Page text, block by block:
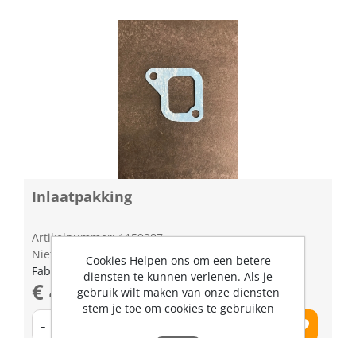
Inlaatpakking
Artikelnummer: 1159287
Niet op voorraad
Fabrikant artikel nummer: 1526311830
€ 4,90 excl. BTW
-
Cookies Helpen ons om een betere
diensten te kunnen verlenen. Als je
gebruik wilt maken van onze diensten
stem je toe om cookies te gebruiken